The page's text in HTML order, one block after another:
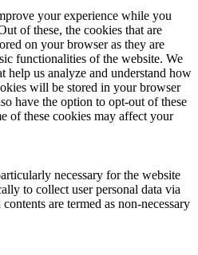
your experience while you
of these, the cookies that are
on your browser as they are
functionalities of the website. We
help us analyze and understand how
will be stored in your browser
have the option to opt-out of these
of these cookies may affect your
necessary for the website
to collect user personal data via
are termed as non-necessary